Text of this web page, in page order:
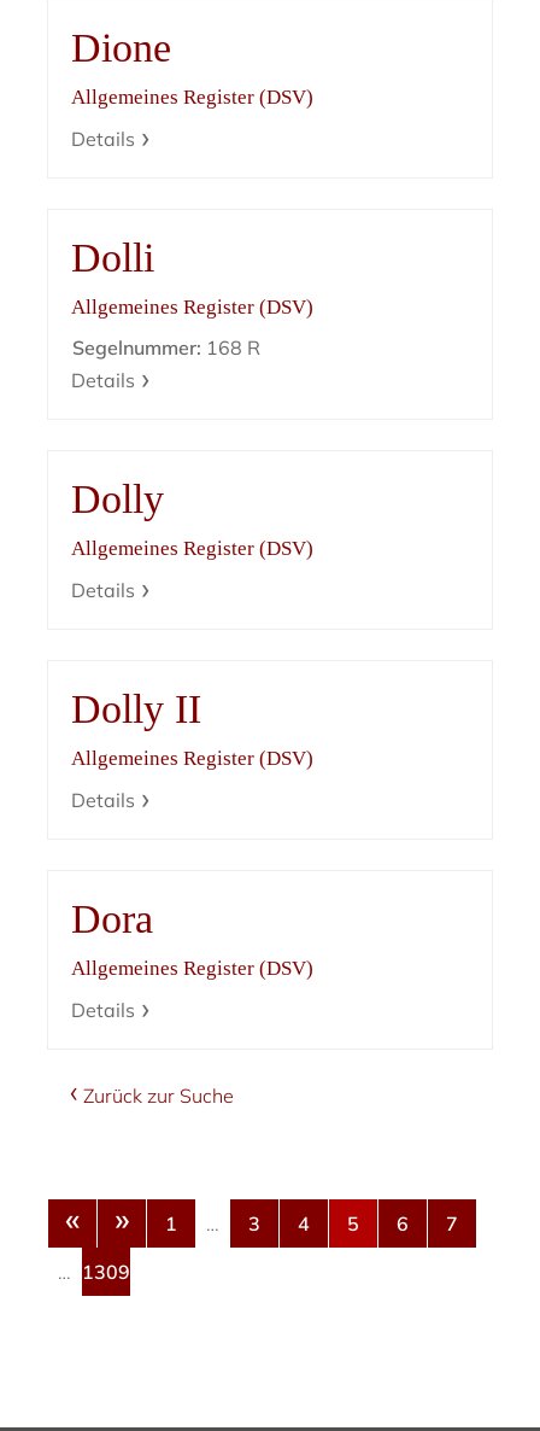
Dione
Allgemeines Register (DSV)
Details
Dolli
Allgemeines Register (DSV)
Segelnummer: 168 R
Details
Dolly
Allgemeines Register (DSV)
Details
Dolly II
Allgemeines Register (DSV)
Details
Dora
Allgemeines Register (DSV)
Details
Zurück zur Suche
« » 1 … 3 4 5 6
7
… 1309